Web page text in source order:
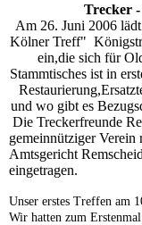
Trecker
Am 26. Juni 2006
Kölner Treff"
ein,die sich für
Stammtisches ist in
und wo gibt es
Die Treckerfreunde
gemeinnütziger
Amtsgericht
eingetragen.
Unser erstes Treffen am
Wir hatten zum